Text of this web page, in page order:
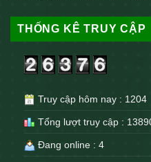
THỐNG KÊ TRUY CẬP
Truy cập hôm nay : 1204
Tổng lượt truy cập :
Đang online : 4